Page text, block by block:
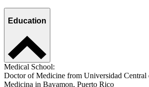
Education
Medical School:
Doctor of Medicine from Universidad Central
Medicina in Bayamon, Puerto Rico